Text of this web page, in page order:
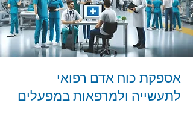
אספקת כוח אדם רפואי
לתעשייה ולמרפאות במפעלים